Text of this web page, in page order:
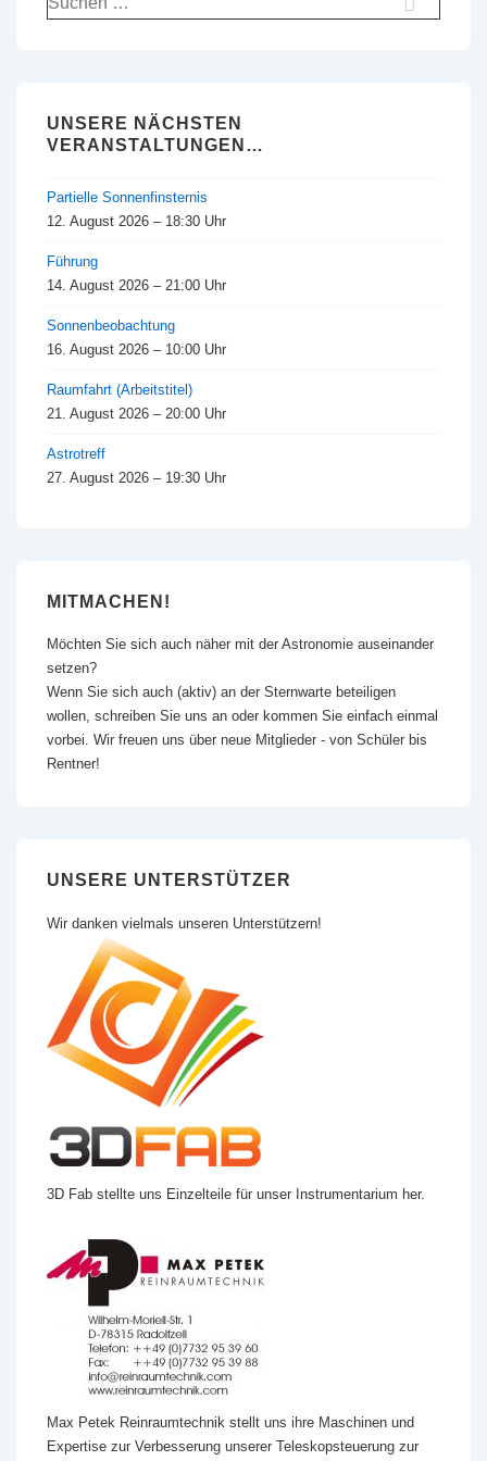
nach:
UNSERE NÄCHSTEN
VERANSTALTUNGEN…
Partielle Sonnenfinsternis
12. August 2026 – 18:30 Uhr
Führung
14. August 2026 – 21:00 Uhr
Sonnenbeobachtung
16. August 2026 – 10:00 Uhr
Raumfahrt (Arbeitstitel)
21. August 2026 – 20:00 Uhr
Astrotreff
27. August 2026 – 19:30 Uhr
MITMACHEN!
Möchten Sie sich auch näher mit der Astronomie auseinander
setzen?
Wenn Sie sich auch (aktiv) an der Sternwarte beteiligen
wollen, schreiben Sie uns an oder kommen Sie einfach einmal
vorbei. Wir freuen uns über neue Mitglieder - von Schüler bis
Rentner!
UNSERE UNTERSTÜTZER
Wir danken vielmals unseren Unterstützern!
3D Fab stellte uns Einzelteile für unser Instrumentarium her.
Max Petek Reinraumtechnik stellt uns ihre Maschinen und
Expertise zur Verbesserung unserer Teleskopsteuerung zur